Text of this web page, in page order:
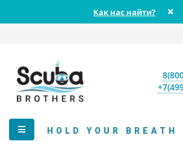
Как нас найти?
HOLD YOUR BREATH